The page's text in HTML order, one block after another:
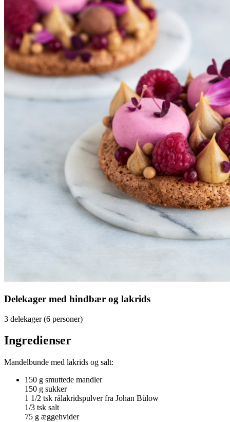
Delekager med hindbær og lakrids
3 delekager (6 personer)
Ingredienser
Mandelbunde med lakrids og salt:
150 g smuttede mandler
150 g sukker
1 1/2 tsk rålakridspulver fra Johan Bülow
1/3 tsk salt
75 g æggehvider